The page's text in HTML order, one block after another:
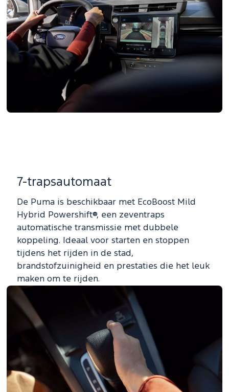
7-trapsautomaat
De Puma is beschikbaar met EcoBoost Mild
Hybrid Powershift®, een zeventraps
automatische transmissie met dubbele
koppeling. Ideaal voor starten en stoppen
tijdens het rijden in de stad,
brandstofzuinigheid en prestaties die het leuk
maken om te rijden.